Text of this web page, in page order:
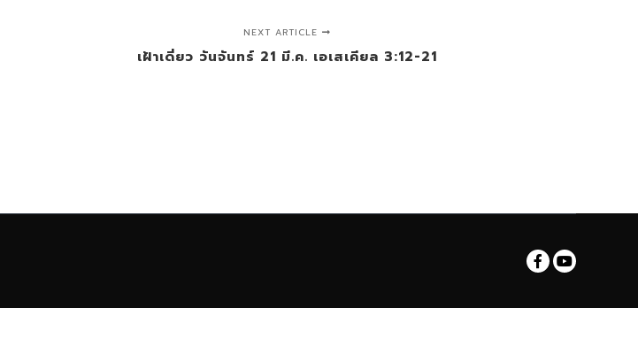
NEXT ARTICLE
เฝ้าเดี่ยว วันจันทร์ 21 มี.ค. เอเสเคียล 3:12-21